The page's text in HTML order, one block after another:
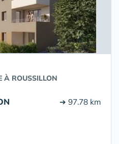
À ROUSSILLON
➔ 97.78 km